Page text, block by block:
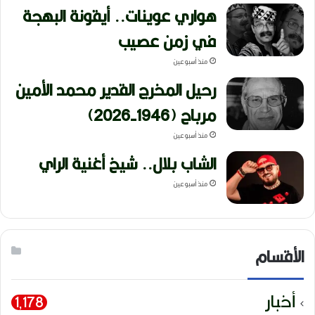
هواري عوينات.. أيقونة البهجة
في زمن عصيب
منذ أسبوعين
رحيل المخرج القدير محمد الأمين
مرباح (1946-2026)
منذ أسبوعين
الشاب بلال.. شيخ أغنية الراي
منذ أسبوعين
الأقسام
أخبار 1٬178